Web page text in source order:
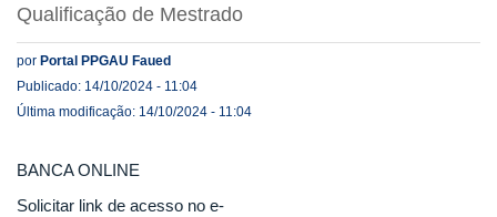
Qualificação de Mestrado
por Portal PPGAU Faued
Publicado: 14/10/2024 - 11:04
Última modificação: 14/10/2024 - 11:04
BANCA ONLINE
Solicitar link de acesso no e-